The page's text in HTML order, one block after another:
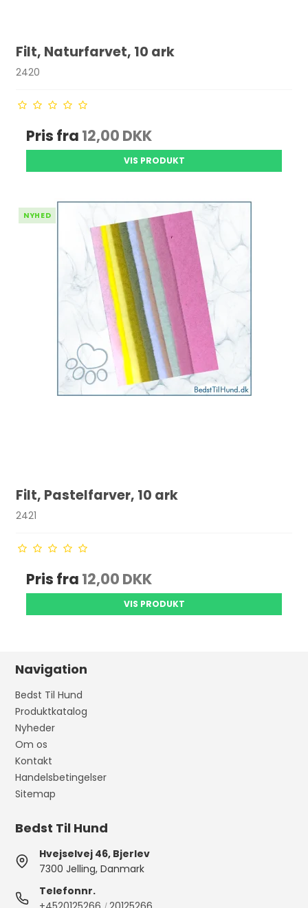
Filt, Naturfarvet, 10 ark
2420
Pris fra 12,00 DKK
VIS PRODUKT
NYHED
Filt, Pastelfarver, 10 ark
2421
Pris fra 12,00 DKK
VIS PRODUKT
Navigation
Bedst Til Hund
Produktkatalog
Nyheder
Om os
Kontakt
Handelsbetingelser
Sitemap
Bedst Til Hund
Hvejselvej 46, Bjerlev
7300 Jelling, Danmark
Telefonnr.